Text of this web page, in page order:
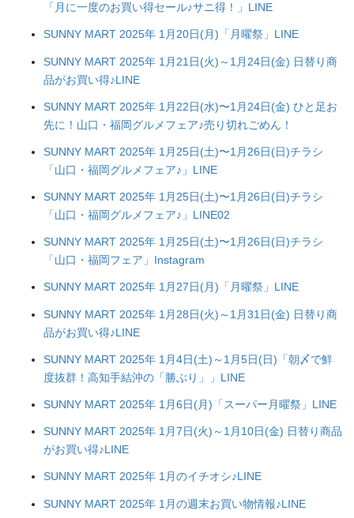
「月に一度のお買い得セール♪サニ得！」LINE
SUNNY MART 2025年 1月20日(月)「月曜祭」LINE
SUNNY MART 2025年 1月21日(火)～1月24日(金) 日替り商
品がお買い得♪LINE
SUNNY MART 2025年 1月22日(水)〜1月24日(金) ひと足お
先に！山口・福岡グルメフェア♪売り切れごめん！
SUNNY MART 2025年 1月25日(土)〜1月26日(日)チラシ
「山口・福岡グルメフェア♪」LINE
SUNNY MART 2025年 1月25日(土)〜1月26日(日)チラシ
「山口・福岡グルメフェア♪」LINE02
SUNNY MART 2025年 1月25日(土)〜1月26日(日)チラシ
「山口・福岡フェア」Instagram
SUNNY MART 2025年 1月27日(月)「月曜祭」LINE
SUNNY MART 2025年 1月28日(火)～1月31日(金) 日替り商
品がお買い得♪LINE
SUNNY MART 2025年 1月4日(土)～1月5日(日)「朝〆で鮮
度抜群！高知手結沖の「勝ぶり」」LINE
SUNNY MART 2025年 1月6日(月)「スーパー月曜祭」LINE
SUNNY MART 2025年 1月7日(火)～1月10日(金) 日替り商品
がお買い得♪LINE
SUNNY MART 2025年 1月のイチオシ♪LINE
SUNNY MART 2025年 1月の週末お買い物情報♪LINE